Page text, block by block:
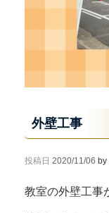
外壁工事
投稿日 2020/11/06 by
教室の外壁工事